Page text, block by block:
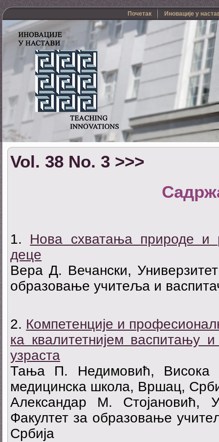
Почетак Иновације у
Vol. 38 No. 3 >>>
1. Нова схватања природе и
деце
Вера Д. Вечански,
образовање учитеља и
2. Компетенције и
ка квалитетнијем васпитању
узраста
Тања П. Недимовић, Висока
медицинска школа, Вршац,
Александар М. Стојановић,
Факултет за образовање
Србија